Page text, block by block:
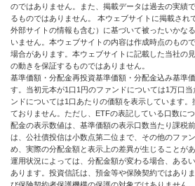
のではありません。また、掲載データは過去の実績
るものではありません。 本ウェブサイトに掲載され
外部サイトの情報も含む）に基づいて被ったいかな
いません。本ウェブサイトの内容は作成時点のもの
場合があります。本ウェブサイトに記載した当社の
の動きを保証するものではありません。
基準価額・分配金再投資基準価額・分配金込み基準
す。当初元本が1口1円のファンドについては1万口
ンドについては1口あたりの価額を表示しています
ておりません。ただし、ETFの表記している口数に
配金の表示数値は、基準価額の表示口数当たり課税
は、公社債投信は小数点第二位まで、その他のファ
め、実際の分配金額と表示上の差異が生じることがあ
運用状況によっては、分配金額が変わる場合、ある
あります。投資信託は、預金等や保険契約ではあり